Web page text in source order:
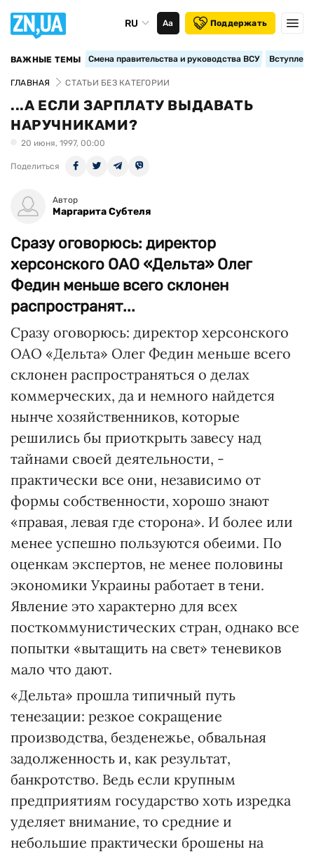
RU Аа Поддержать
ВАЖНЫЕ ТЕМЫ Смена правительства и руководства ВСУ
ГЛАВНАЯ СТАТЬИ БЕЗ КАТЕГОРИИ
...А ЕСЛИ ЗАРПЛАТУ ВЫДАВАТЬ
НАРУЧНИКАМИ?
20 июня, 1997, 00:00
Поделиться
Автор
Маргарита Субтеля
Сразу оговорюсь: директор
херсонского ОАО «Дельта» Олег
Федин меньше всего склонен
распространят...
Сразу оговорюсь: директор херсонского
ОАО «Дельта» Олег Федин меньше всего
склонен распространяться о делах
коммерческих, да и немного найдется
нынче хозяйственников, которые
решились бы приоткрыть завесу над
тайнами своей деятельности, -
практически все они, независимо от
формы собственности, хорошо знают
«правая, левая где сторона». И более или
менее успешно пользуются обеими. По
оценкам экспертов, не менее половины
экономики Украины работает в тени.
Явление это характерно для всех
посткоммунистических стран, однако все
попытки «вытащить на свет» теневиков
мало что дают.
«Дельта» прошла типичный путь
тенезации: резкое сокращение
производства, безденежье, обвальная
задолженность и, как результат,
банкротство. Ведь если крупным
предприятиям государство хоть изредка
уделяет внимание, то средние и
небольшие практически брошены на